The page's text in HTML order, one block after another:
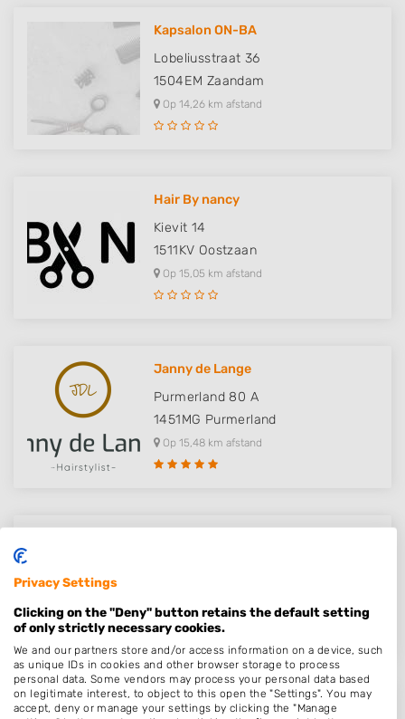
Kapsalon ON-BA
Lobeliusstraat 36
1504EM Zaandam
Op 14,26 km afstand
Hair By nancy
Kievit 14
1511KV Oostzaan
Op 15,05 km afstand
Janny de Lange
Purmerland 80 A
1451MG Purmerland
Op 15,48 km afstand
Op 15,48 km afstand
Rebs hair design
Privacy Settings
Clicking on the "Deny" button retains the default setting
of only strictly necessary cookies.
We and our partners store and/or access information on a device, such
as unique IDs in cookies and other browser storage to process
personal data. Some vendors may process your personal data based
on legitimate interest, to object to this open the "Settings". You may
accept, deny or manage your settings by clicking the "Manage